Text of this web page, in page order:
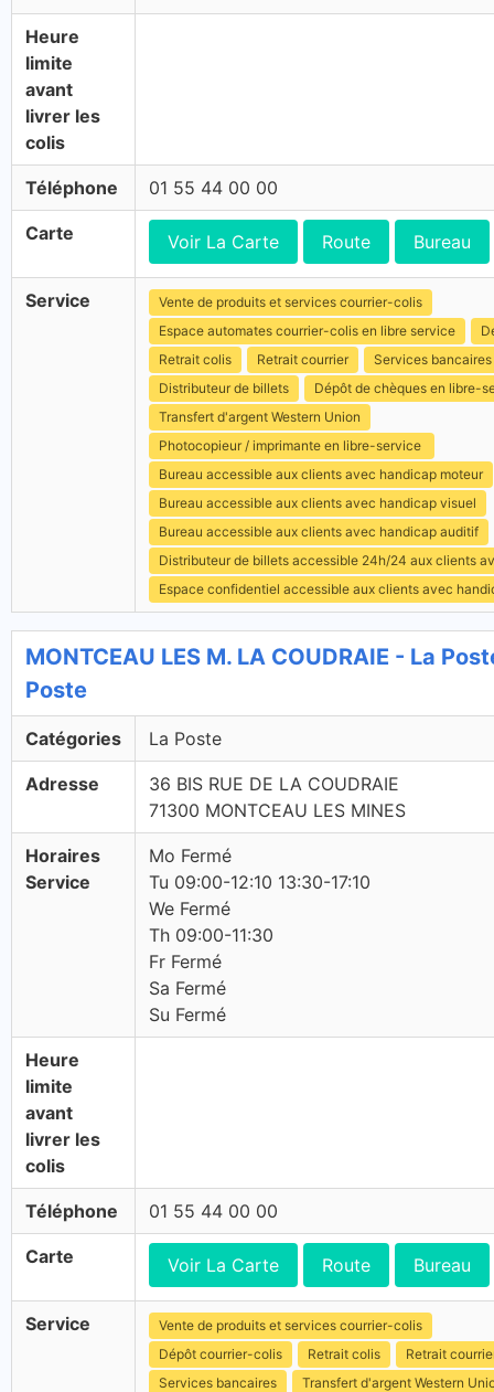
Heure
limite
avant
livrer les
colis
Téléphone 01 55 44 00 00
Carte Voir La Carte Route Bureau
Service
Vente de produits et services courrier-colis
Espace automates courrier-colis en libre service
Retrait colis
Retrait courrier
Services bancaires
Distributeur de billets
Dépôt de chèques en libre-
Transfert d'argent Western Union
Photocopieur / imprimante en libre-service
Bureau accessible aux clients avec handicap moteur
Bureau accessible aux clients avec handicap visuel
Bureau accessible aux clients avec handicap auditif
Distributeur de billets accessible 24h/24 aux clients
Espace confidentiel accessible aux clients avec
MONTCEAU LES M. LA COUDRAIE - La
Poste
Catégories La Poste
Adresse
36 BIS RUE DE LA COUDRAIE
71300 MONTCEAU LES MINES
Horaires
Service
Mo Fermé
Tu 09:00-12:10 13:30-17:10
We Fermé
Th 09:00-11:30
Fr Fermé
Sa Fermé
Su Fermé
Heure
limite
avant
livrer les
colis
Téléphone 01 55 44 00 00
Carte Voir La Carte Route Bureau
Service
Vente de produits et services courrier-colis
Dépôt courrier-colis
Retrait colis
Retrait
Services bancaires
Transfert d'argent Western